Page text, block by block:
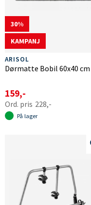
30
KAMPANJ
ARISOL
Dørmatte Bobil 60x40 cm
159,-
228,-
På lager